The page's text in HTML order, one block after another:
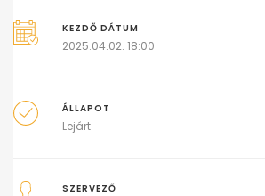
KEZDŐ DÁTUM
2025.04.02. 18:00
ÁLLAPOT
Lejárt
SZERVEZŐ